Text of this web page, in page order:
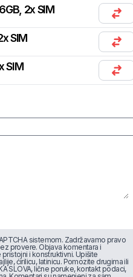
2x SIM
SIM
SIM
sistemom. Zadržavamo pravo
provere. Objava komentara i
pristojni i konstruktivni. Upišite
ćirilicu, latinicu. Pomozite drugima ili
SLOVA, lične poruke, kontakt podaci,